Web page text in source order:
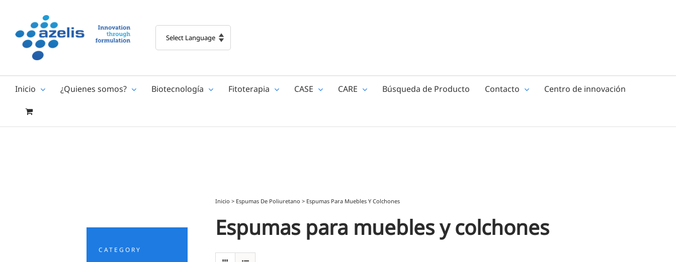
content
Inicio ¿Quienes somos? Biotecnología Fitoterapia CASE CARE Búsqueda de Producto Contacto Centro de innovación
CATEGORY
Inicio > Espumas De Poliuretano > Espumas Para Muebles Y Colchones
Espumas para muebles y colchones